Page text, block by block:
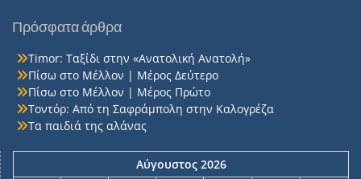
Πρόσφατα άρθρα
Timor: Ταξίδι στην «Ανατολική Ανατολή»
Πίσω στο Μέλλον | Μέρος Δεύτερο
Πίσω στο Μέλλον | Μέρος Πρώτο
Τοντόρ: Από τη Σαφράμπολη στην Καλογρέζα
Τα παιδιά της αλάνας
Αύγουστος 2026